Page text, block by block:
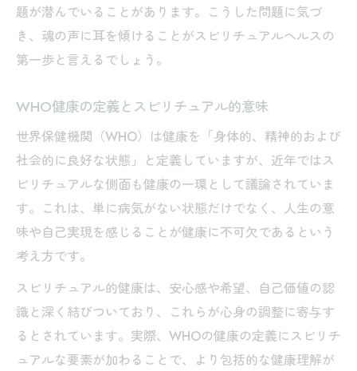
題が潜んでいることがあります。こうした問題に気づ
き、魂の声に耳を傾けることがスピリチュアルヘルスの
第一歩と言えるでしょう。
WHO健康の定義とスピリチュアル的意味
世界保健機関（WHO）は健康を「身体的、精神的および
社会的に良好な状態」と定義していますが、近年ではス
ピリチュアルな側面も健康の一環として議論されていま
す。これは、単に病気がない状態だけでなく、人生の意
味や自己実現を感じることが健康に不可欠であるという
考え方です。
スピリチュアル的健康は、安心感や希望、自己価値の認
識と深く結びついており、これらが心身の調整に寄与す
るとされています。実際、WHOの健康の定義にスピリチ
ュアルな要素が加わることで、より包括的な健康理解が